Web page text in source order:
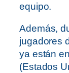
equipo.
Además,
jugadores
ya están
(Estados